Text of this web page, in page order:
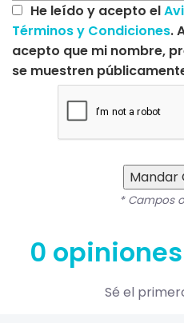
He leído y acepto el
Términos y Condiciones.
acepto que mi nombre,
se muestren
Mandar
* Campos
0
Sé el